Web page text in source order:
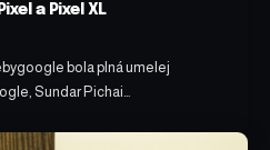
a Pixel XL
bola plná umelej
Sundar Pichai…